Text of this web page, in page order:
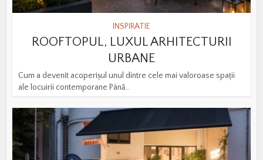
INSPIRATIE
ROOFTOPUL, LUXUL ARHITECTURII
URBANE
Cum a devenit acoperișul unul dintre cele mai valoroase spații
ale locuirii contemporane Până...